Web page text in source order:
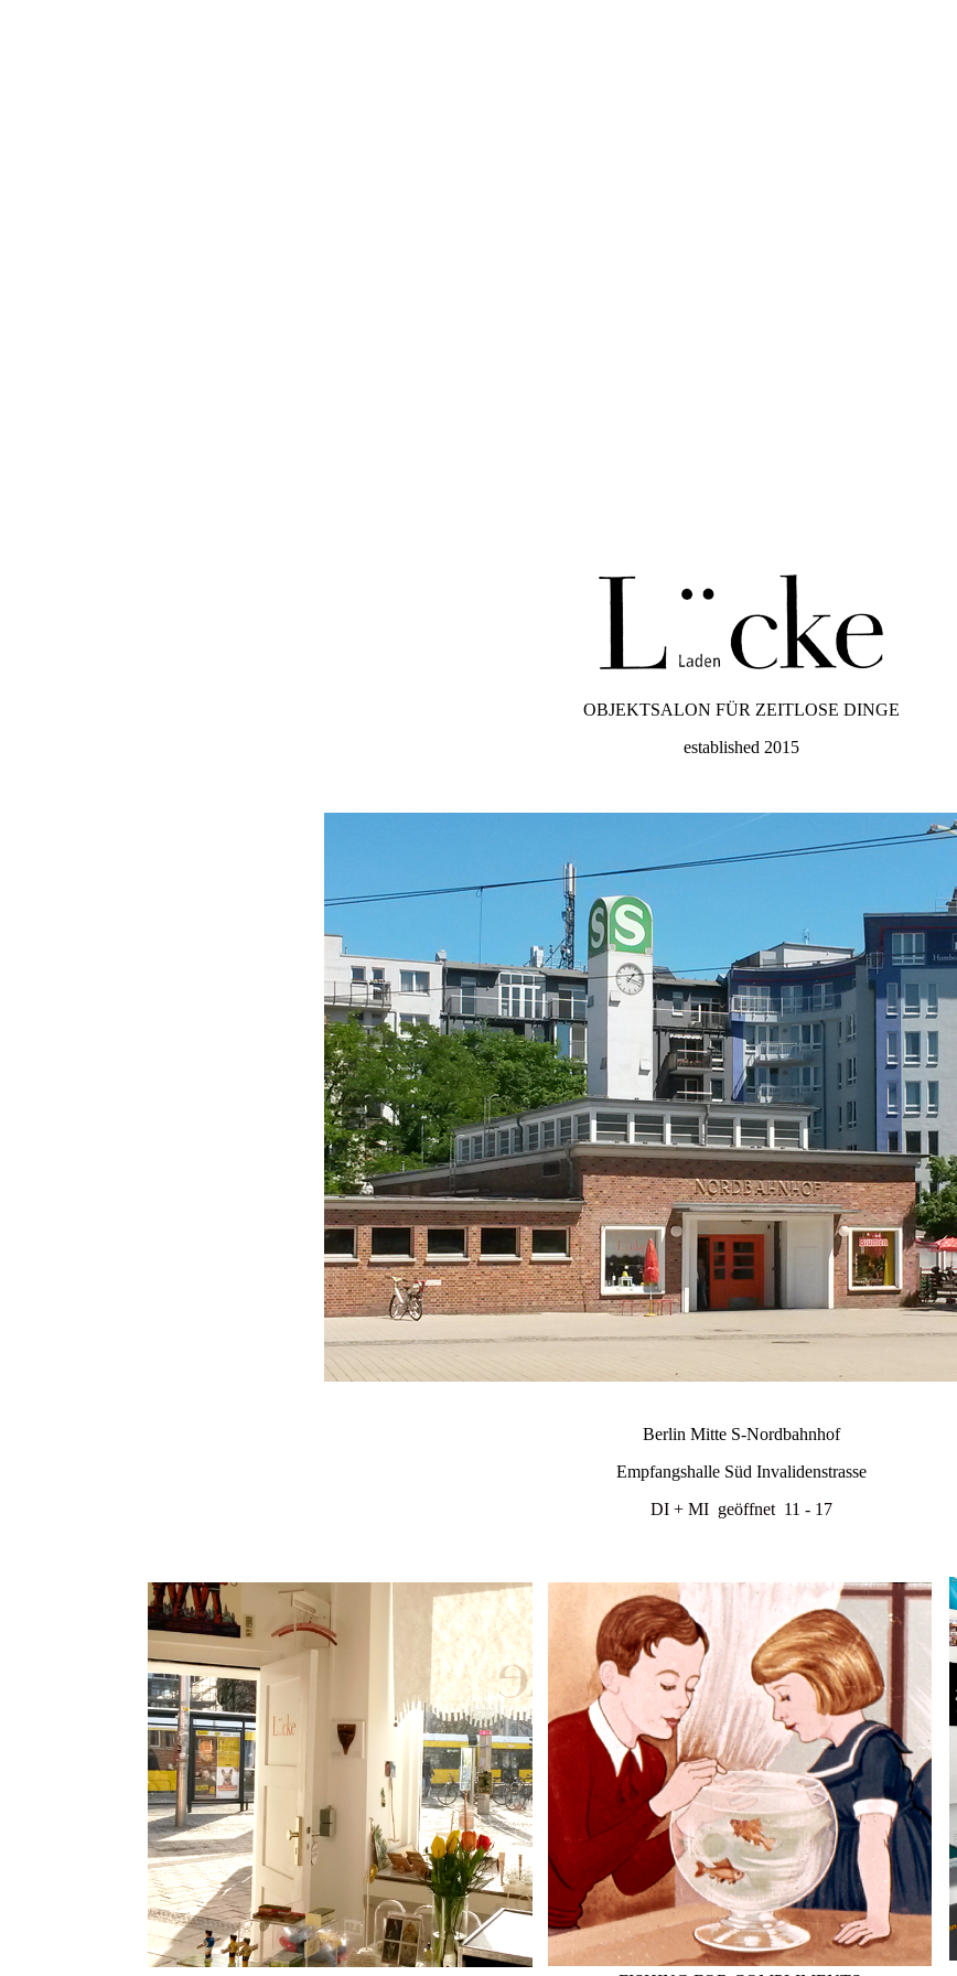
OBJEKTSALON FÜR ZEITLOSE DINGE
established 2015
Berlin Mitte S-Nordbahnhof
Empfangshalle Süd Invalidenstrasse
DI + MI geöffnet 11 - 17